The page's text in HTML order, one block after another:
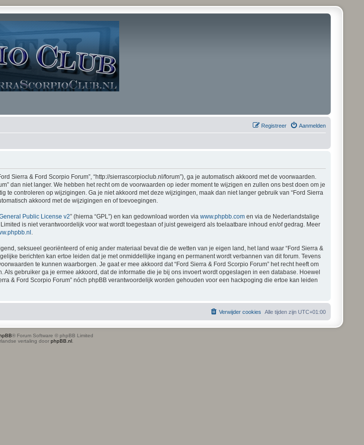
Aanmelden
Registreer
Sierra & Ford Scorpio Forum”, “http://sierrascorpioclub.nl/forum”), ga je automatisch akkoord met de voorwaarden.
dan niet langer. We hebben het recht om de voorwaarden op ieder moment te wijzigen en zullen ons best doen om je
controleren op wijzigingen. Ga je niet akkoord met deze wijzigingen, maak dan niet langer gebruik van “Ford Sierra
akkoord met de wijzigingen en of toevoegingen.
Public License v2” (hierna “GPL”) en kan gedownload worden viawww.phpbb.com en via de Nederlandstalige
is niet verantwoordelijk voor wat wordt toegestaan of juist geweigerd als toelaatbare inhoud en/of gedrag. Meer
seksueel georiënteerd of enig ander materiaal bevat die de wetten van je eigen land, het land waar “Ford Sierra &
berichten kan ertoe leiden dat je met onmiddellijke ingang en permanent wordt verbannen van dit forum. Tevens
te kunnen waarborgen. Je gaat er mee akkoord dat “Ford Sierra & Ford Scorpio Forum” het recht heeft om
gebruiker ga je ermee akkoord, dat de informatie die je bij ons invoert wordt opgeslagen in een database. Hoewel
& Ford Scorpio Forum” nóch phpBB verantwoordelijk worden gehouden voor een hackpoging die ertoe kan leiden
Alle tijden zijn UTC+01:00
Verwijder cookies
® Forum Software © phpBB Limited
vertaling door phpBB.nl